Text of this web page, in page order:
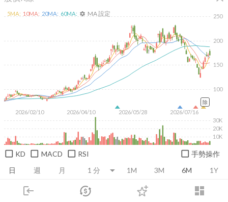
login dashboard
市場 登入
日 週 月 1M 3M 6M 1Y
2026/02/10 2026/04/10 2026/05/28 2026/07/16
100
150
200
250
10K
20K
30K
5MA: 10MA: 20MA: 60MA: settings MA 設定
除
KD MACD RSI 手勢操作
推薦卡片 消息面 財務報